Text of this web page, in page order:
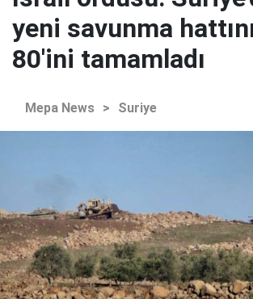
yeni savunma
80'ini tamamladı
Mepa News > Suriye